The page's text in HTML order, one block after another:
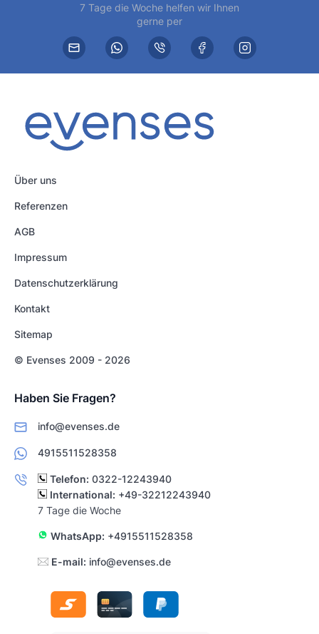
7 Tage die Woche helfen wir Ihnen
gerne per
Über uns
Referenzen
AGB
Impressum
Datenschutzerklärung
Kontakt
Sitemap
© Evenses 2009 - 2026
Haben Sie Fragen?
info@evenses.de
4915511528358
Telefon: 0322-12243940
International: +49-32212243940
7 Tage die Woche
WhatsApp: +4915511528358
E-mail: info@evenses.de